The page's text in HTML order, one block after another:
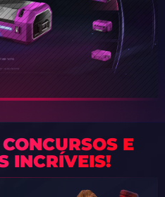
E
INCRÍVEIS!